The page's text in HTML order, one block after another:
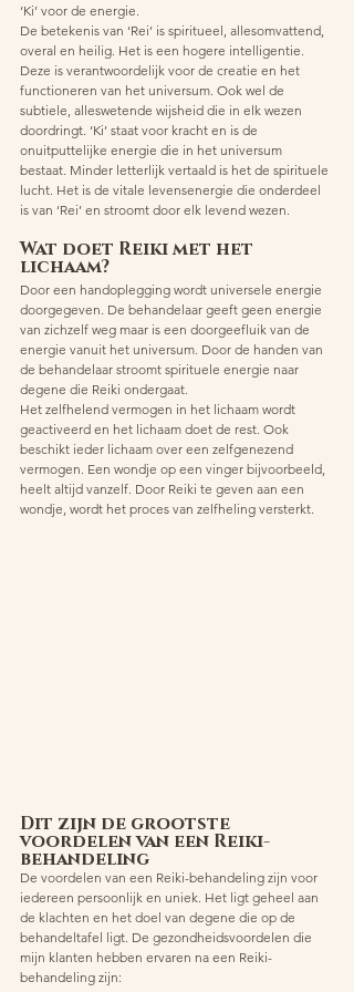
‘Ki’ voor de energie.
De betekenis van ‘Rei’ is spiritueel, allesomvattend,
overal en heilig. Het is een hogere intelligentie.
Deze is verantwoordelijk voor de creatie en het
functioneren van het universum. Ook wel de
subtiele, alleswetende wijsheid die in elk wezen
doordringt. ‘Ki’ staat voor kracht en is de
onuitputtelijke energie die in het universum
bestaat. Minder letterlijk vertaald is het de spirituele
lucht. Het is de vitale levensenergie die onderdeel
is van ‘Rei’ en stroomt door elk levend wezen.
Wat doet Reiki met het
lichaam?
Door een handoplegging wordt universele energie
doorgegeven. De behandelaar geeft geen energie
van zichzelf weg maar is een doorgeefluik van de
energie vanuit het universum. Door de handen van
de behandelaar stroomt spirituele energie naar
degene die Reiki ondergaat.
Het zelfhelend vermogen in het lichaam wordt
geactiveerd en het lichaam doet de rest. Ook
beschikt ieder lichaam over een zelfgenezend
vermogen. Een wondje op een vinger bijvoorbeeld,
heelt altijd vanzelf. Door Reiki te geven aan een
wondje, wordt het proces van zelfheling versterkt.
Dit zijn de grootste
voordelen van een Reiki-
behandeling
De voordelen van een Reiki-behandeling zijn voor
iedereen persoonlijk en uniek. Het ligt geheel aan
de klachten en het doel van degene die op de
behandeltafel ligt. De gezondheidsvoordelen die
mijn klanten hebben ervaren na een Reiki-
behandeling zijn: